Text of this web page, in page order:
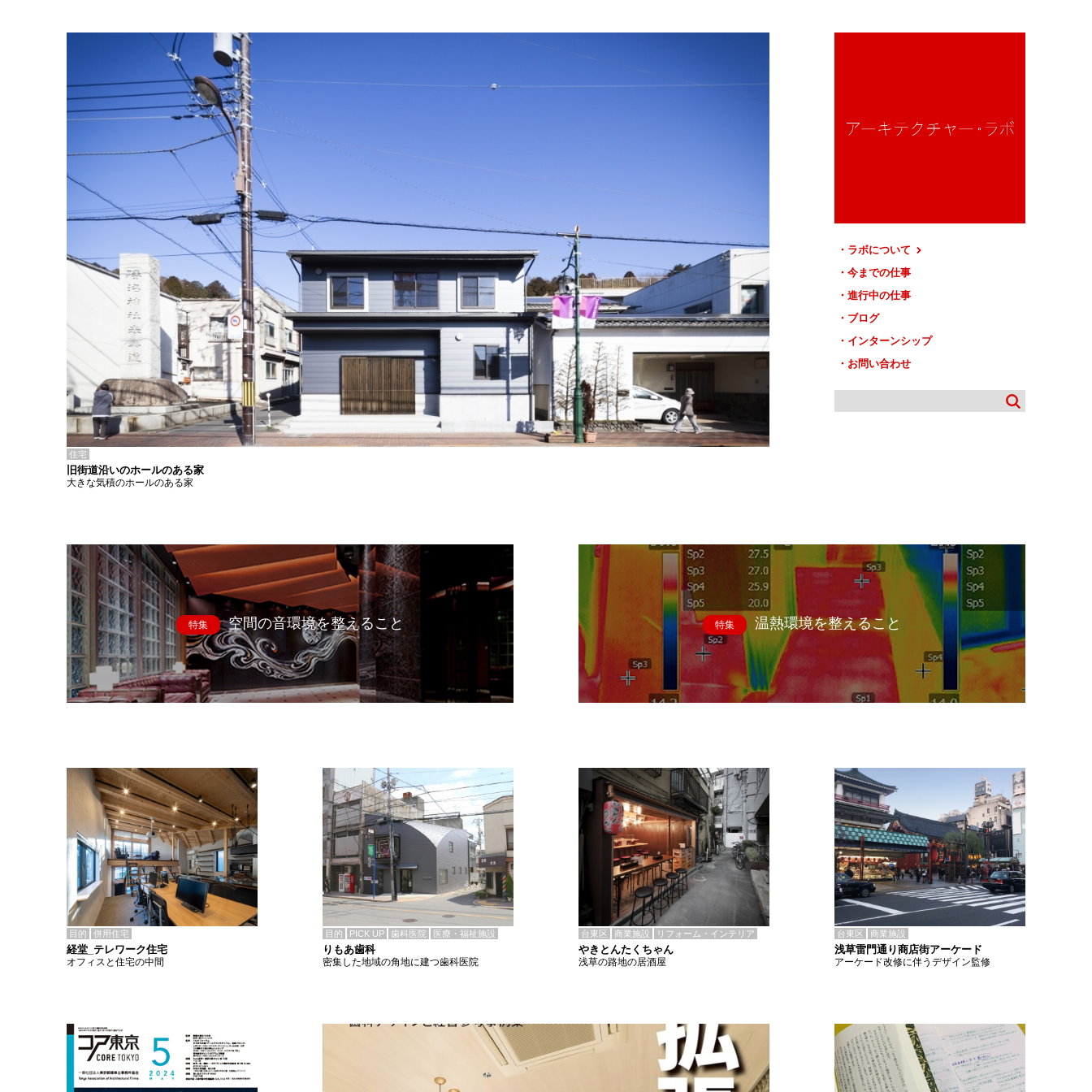
ラボについて
今までの仕事
進行中の仕事
ブログ
インターンシップ
お問い合わせ
住宅
旧街道沿いのホールのある家
大きな気積のホールのある家
特集 空間の音環境を整えること 特集 温熱環境を整えること
目的 併用住宅
経堂_テレワーク住宅
オフィスと住宅の中間
目的 PICK UP 歯科医院 医療・福祉施設
りもあ歯科
密集した地域の角地に建つ歯科医院
台東区 商業施設 リフォーム・インテリア
やきとんたくちゃん
浅草の路地の居酒屋
台東区 商業施設
浅草雷門通り商店街アーケード
アーケード改修に伴うデザイン監修